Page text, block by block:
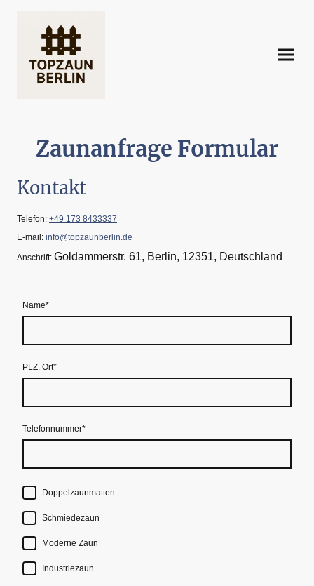
Zaunanfrage Formular
Kontakt
Telefon: +49 173 8433337
E-mail: info@topzaunberlin.de
Anschrift: Goldammerstr. 61, Berlin, 12351, Deutschland
Name*
PLZ. Ort*
Telefonnummer*
Doppelzaunmatten
Schmiedezaun
Moderne Zaun
Industriezaun